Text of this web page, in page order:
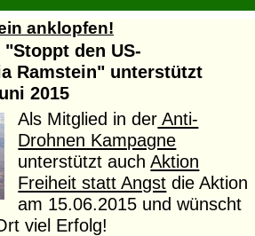
anklopfen!
den US-
Ramstein" unterstützt
2015
Als Mitglied in der Anti-
Drohnen Kampagne
unterstützt auchAktion
Freiheit statt Angst die Aktion
am 15.06.2015 und wünscht
viel Erfolg!